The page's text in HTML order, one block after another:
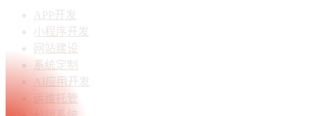
APP开发
小程序开发
网站建设
系统定制
AI应用开发
运维托管